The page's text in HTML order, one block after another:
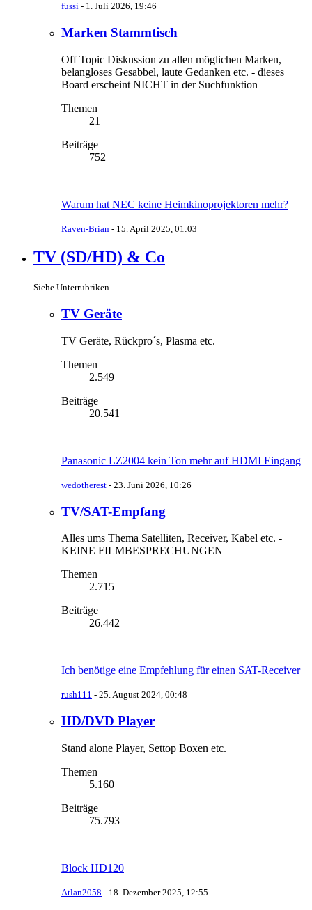
fussi - 1. Juli 2026, 19:46
Marken Stammtisch
Off Topic Diskussion zu allen möglichen Marken,
belangloses Gesabbel, laute Gedanken etc. - dieses
Board erscheint NICHT in der Suchfunktion
Themen
21
Beiträge
752
Warum hat NEC keine Heimkinoprojektoren mehr?
Raven-Brian - 15. April 2025, 01:03
TV (SD/HD) & Co
Siehe Unterrubriken
TV Geräte
TV Geräte, Rückpro´s, Plasma etc.
Themen
2.549
Beiträge
20.541
Panasonic LZ2004 kein Ton mehr auf HDMI Eingang
wedotherest - 23. Juni 2026, 10:26
TV/SAT-Empfang
Alles ums Thema Satelliten, Receiver, Kabel etc. -
KEINE FILMBESPRECHUNGEN
Themen
2.715
Beiträge
26.442
Ich benötige eine Empfehlung für einen SAT-Receiver
rush111 - 25. August 2024, 00:48
HD/DVD Player
Stand alone Player, Settop Boxen etc.
Themen
5.160
Beiträge
75.793
Block HD120
Atlan2058 - 18. Dezember 2025, 12:55